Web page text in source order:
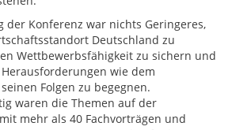
der Konferenz war nichts Geringeres,
Deutschland zu
Wettbewerbsfähigkeit zu sichern und
wie dem
Folgen zu begegnen.
waren die Themen auf der
mehr als 40 Fachvorträgen und